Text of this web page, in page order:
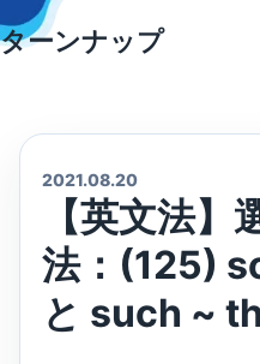
Skip
to
ターンナップ
2021.08.20
【英文法】
法：(125)
と such ~